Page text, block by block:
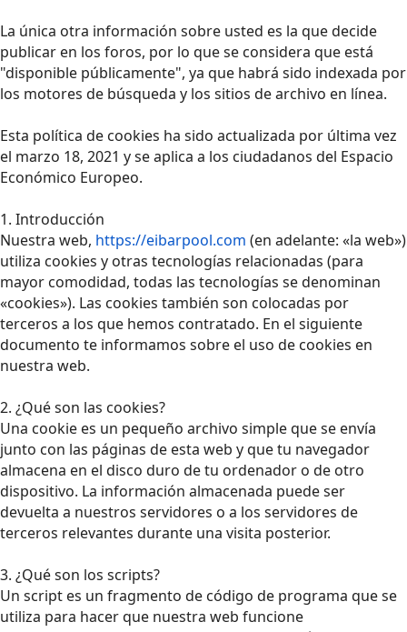
La única otra información sobre usted es la que decide
publicar en los foros, por lo que se considera que está
"disponible públicamente", ya que habrá sido indexada por
los motores de búsqueda y los sitios de archivo en línea.
Esta política de cookies ha sido actualizada por última vez
el marzo 18, 2021 y se aplica a los ciudadanos del Espacio
Económico Europeo.
1. Introducción
Nuestra web, https://eibarpool.com (en adelante: «la web»)
utiliza cookies y otras tecnologías relacionadas (para
mayor comodidad, todas las tecnologías se denominan
«cookies»). Las cookies también son colocadas por
terceros a los que hemos contratado. En el siguiente
documento te informamos sobre el uso de cookies en
nuestra web.
2. ¿Qué son las cookies?
Una cookie es un pequeño archivo simple que se envía
junto con las páginas de esta web y que tu navegador
almacena en el disco duro de tu ordenador o de otro
dispositivo. La información almacenada puede ser
devuelta a nuestros servidores o a los servidores de
terceros relevantes durante una visita posterior.
3. ¿Qué son los scripts?
Un script es un fragmento de código de programa que se
utiliza para hacer que nuestra web funcione